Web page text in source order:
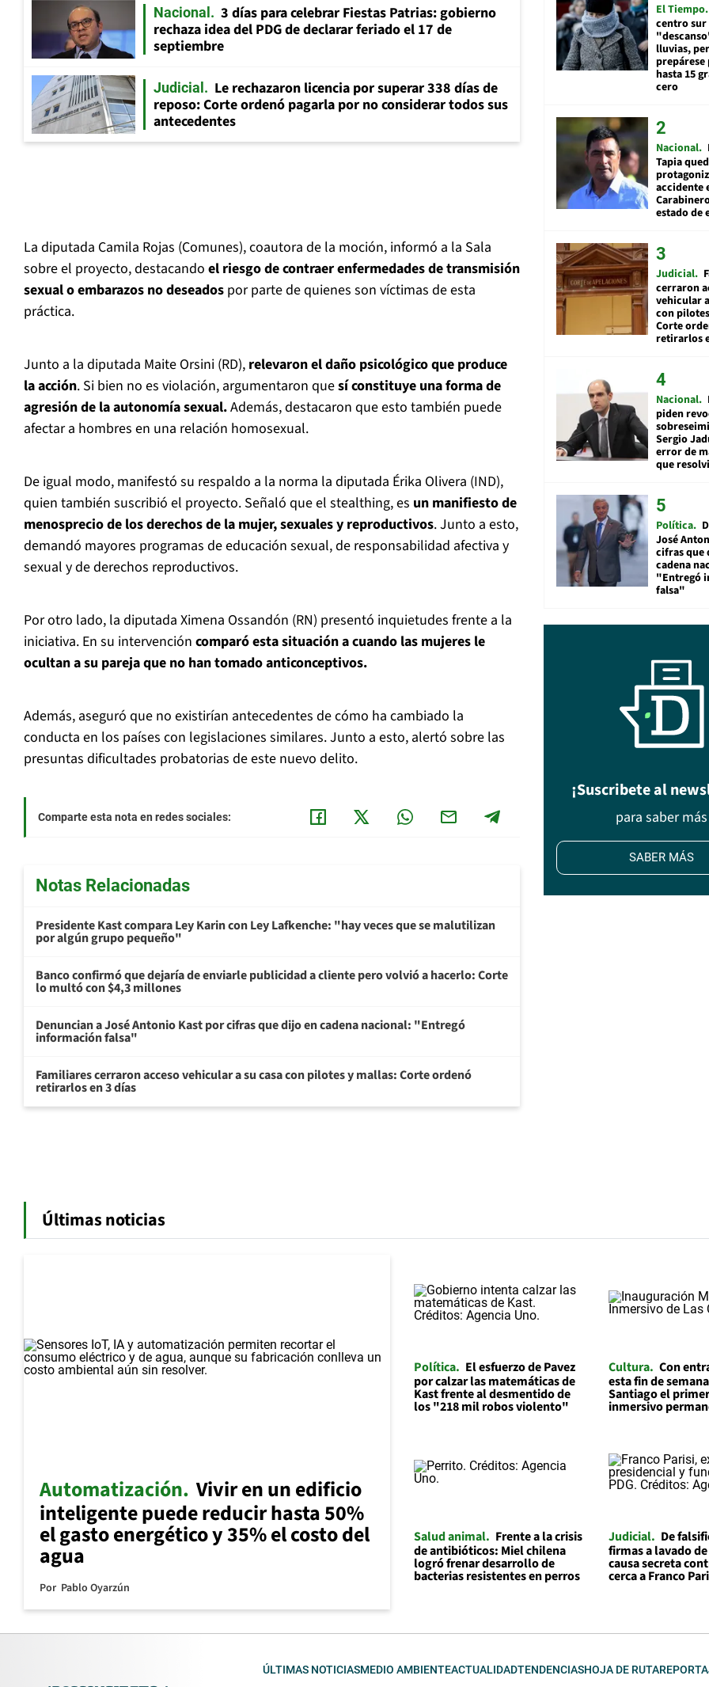
Nacional
3 días para celebrar Fiestas Patrias: gobierno
rechaza idea del PDG de declarar feriado el 17 de
septiembre
Judicial
Le rechazaron licencia por superar 338 días de
reposo: Corte ordenó pagarla por no considerar todos sus
antecedentes
La diputada Camila Rojas (Comunes), coautora de la moción, informó a la Sala
sobre el proyecto, destacando el riesgo de contraer enfermedades de transmisión
sexual o embarazos no deseados por parte de quienes son víctimas de esta
práctica.
Junto a la diputada Maite Orsini (RD), relevaron el daño psicológico que produce
la acción. Si bien no es violación, argumentaron quesí constituye una forma de
agresión de la autonomía sexual.Además, destacaron que esto también puede
afectar a hombres en una relación homosexual.
De igual modo, manifestó su respaldo a la norma la diputada Érika Olivera (IND),
quien también suscribió el proyecto. Señaló que el stealthing, es un manifiesto de
menosprecio de los derechos de la mujer, sexuales y reproductivos. Junto a esto,
demandó mayores programas de educación sexual, de responsabilidad afectiva y
sexual y de derechos reproductivos.
Por otro lado, la diputada Ximena Ossandón (RN) presentó inquietudes frente a la
iniciativa. En su intervención comparó esta situación a cuando las mujeres le
ocultan a su pareja que no han tomado anticonceptivos.
Además, aseguró que no existirían antecedentes de cómo ha cambiado la
conducta en los países con legislaciones similares. Junto a esto, alertó sobre las
presuntas dificultades probatorias de este nuevo delito.
Comparte esta nota en redes sociales:
Notas Relacionadas
Presidente Kast compara Ley Karin con Ley Lafkenche: "hay veces que se malutilizan
por algún grupo pequeño"
Banco confirmó que dejaría de enviarle publicidad a cliente pero volvió a hacerlo: Corte
lo multó con $4,3 millones
Denuncian a José Antonio Kast por cifras que dijo en cadena nacional: "Entregó
información falsa"
Familiares cerraron acceso vehicular a su casa con pilotes y mallas: Corte ordenó
retirarlos en 3 días
El Tiempo
centro
lluvias,
hasta 15
cero
Nacional
Tapia
accidente
estado de
Judicial
cerraron
vehicular
con
Corte
retirarlos
Nacional
piden
Sergio
error de
que
Política
José
cifras que
cadena
"Entregó
falsa"
¡Suscribete al
para saber más
SABER MÁS
Últimas noticias
Automatización Vivir en un edificio
inteligente puede reducir hasta 50%
el gasto energético y 35% el costo del
agua
Por Pablo Oyarzún
Política
El esfuerzo de Pavez
por calzar las matemáticas de
Kast frente al desmentido de
los "218 mil robos violento"
Cultura Con
esta fin de
Santiago el
inmersivo
Salud animal
Frente a la crisis
de antibióticos: Miel chilena
logró frenar desarrollo de
bacterias resistentes en perros
Judicial De
firmas a lavado
causa secreta
cerca a Franco
ÚLTIMAS NOTICIASMEDIO AMBIENTEACTUALIDADTENDENCIASHOJA DE RUTA